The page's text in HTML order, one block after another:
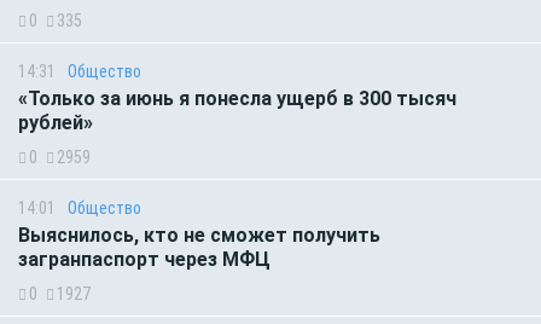
0 335
14:31 Общество
«Только за июнь я понесла ущерб в 300 тысяч
рублей»
0 2959
14:01 Общество
Выяснилось, кто не сможет получить
загранпаспорт через МФЦ
0 1927